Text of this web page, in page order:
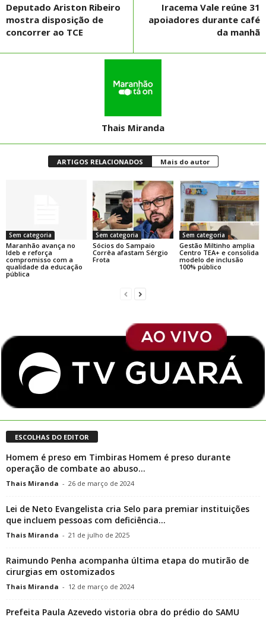
Deputado Ariston Ribeiro
mostra disposição de
concorrer ao TCE
Iracema Vale reúne 31
apoiadores durante café
da manhã
Thais Miranda
ARTIGOS RELACIONADOS Mais do autor
Sem categoria
Maranhão avança no
Ideb e reforça
compromisso com a
qualidade da educação
pública
Sem categoria
Sócios do Sampaio
Corrêa afastam Sérgio
Frota
Sem categoria
Gestão Miltinho amplia
Centro TEA+ e consolida
modelo de inclusão
100% público
ESCOLHAS DO EDITOR
Homem é preso em Timbiras Homem é preso durante
operação de combate ao abuso...
Thais Miranda - 26 de março de 2024
Lei de Neto Evangelista cria Selo para premiar instituições
que incluem pessoas com deficiência...
Thais Miranda - 21 de julho de 2025
Raimundo Penha acompanha última etapa do mutirão de
cirurgias em ostomizados
Thais Miranda - 12 de março de 2024
Prefeita Paula Azevedo vistoria obra do prédio do SAMU